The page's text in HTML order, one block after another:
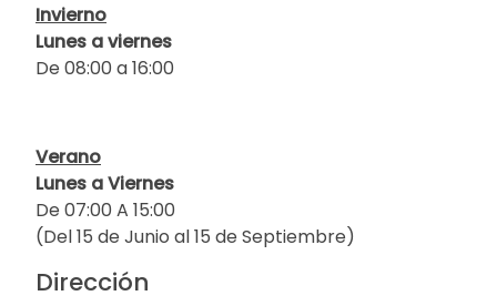
Invierno
Lunes a viernes
De 08:00 a 16:00
Verano
Lunes a Viernes
De 07:00 A 15:00
(Del 15 de Junio al 15 de Septiembre)
Dirección